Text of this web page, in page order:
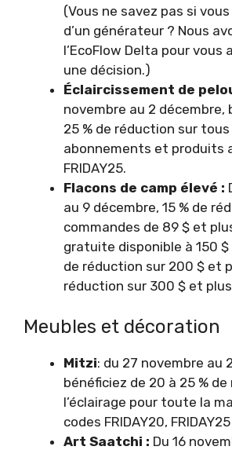
(Vous ne savez pas si
d’un générateur ? Nous
l’EcoFlow Delta pour vous
une décision.)
Éclaircissement de
novembre au 2 décembre,
25 % de réduction sur
abonnements et produits
FRIDAY25.
Flacons de camp élevé :
au 9 décembre, 15 % de
commandes de 89 $ et
gratuite disponible à 150 $
de réduction sur 200 $ et
réduction sur 300 $ et
Meubles et décoration
Mitzi: du 27 novembre au
bénéficiez de 20 à 25 %
l’éclairage pour toute la
codes FRIDAY20,
Art Saatchi : Du 16